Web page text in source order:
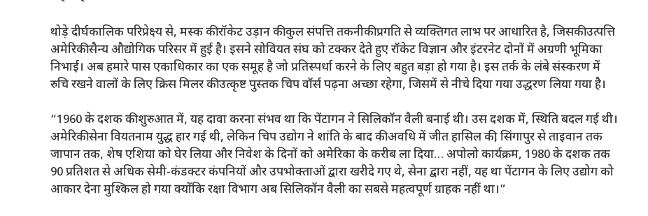
थोड़े दीर्घकालिक परिप्रेक्ष्य से, मस्क की रॉकेट उड़ान की कुल संपत्ति तकनीकी प्रगति से व्यक्तिगत लाभ पर आधारित है, जिसकी उत्पत्ति
अमेरिकी सैन्य औद्योगिक परिसर में हुई है। इसने सोवियत संघ को टक्कर देते हुए रॉकेट विज्ञान और इंटरनेट दोनों में अग्रणी भूमिका
निभाई। अब हमारे पास एकाधिकार का एक समूह है जो प्रतिस्पर्धा करने के लिए बहुत बड़ा हो गया है। इस तर्क के लंबे संस्करण में
रुचि रखने वालों के लिए क्रिस मिलर की उत्कृष्ट पुस्तक चिप वॉर्स पढ़ना अच्छा रहेगा, जिसमें से नीचे दिया गया उद्धरण लिया गया है।
“1960 के दशक की शुरुआत में, यह दावा करना संभव था कि पेंटागन ने सिलिकॉन वैली बनाई थी। उस दशक में, स्थिति बदल गई थी।
अमेरिकी सेना वियतनाम युद्ध हार गई थी, लेकिन चिप उद्योग ने शांति के बाद की अवधि में जीत हासिल की, सिंगापुर से ताइवान तक
जापान तक, शेष एशिया को घेर लिया और निवेश के दिनों को अमेरिका के करीब ला दिया… अपोलो कार्यक्रम, 1980 के दशक तक
90 प्रतिशत से अधिक सेमी-कंडक्टर कंपनियों और उपभोक्ताओं द्वारा खरीदे गए थे, सेना द्वारा नहीं, यह था पेंटागन के लिए उद्योग को
आकार देना मुश्किल हो गया क्योंकि रक्षा विभाग अब सिलिकॉन वैली का सबसे महत्वपूर्ण ग्राहक नहीं था।”